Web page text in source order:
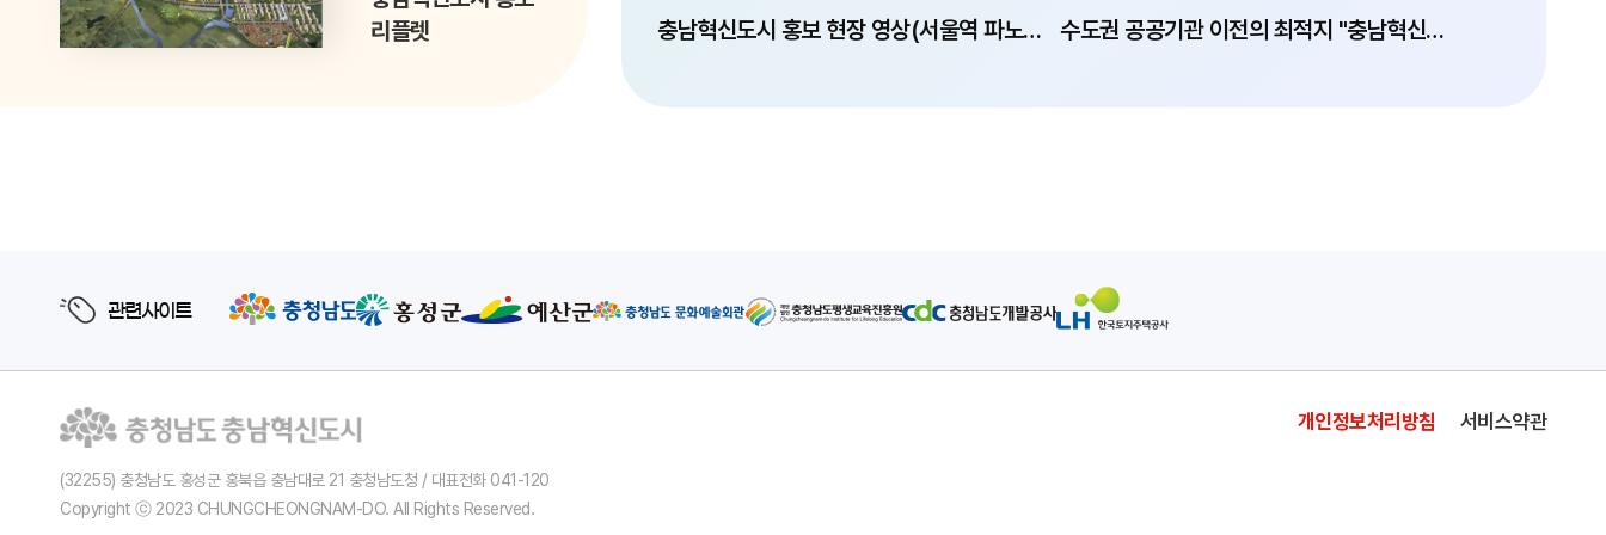
리플렛
충남혁신도시 홍보 현장 영상(서울역 파노라마) 수도권 공공기관 이전의 최적지 "충남혁신도시"
관련사이트
(32255) 충청남도 홍성군 홍북읍 충남대로 21 충청남도청 / 대표전화 041-120
Copyright ⓒ 2023 CHUNGCHEONGNAM-DO. All Rights Reserved.
개인정보처리방침 서비스약관